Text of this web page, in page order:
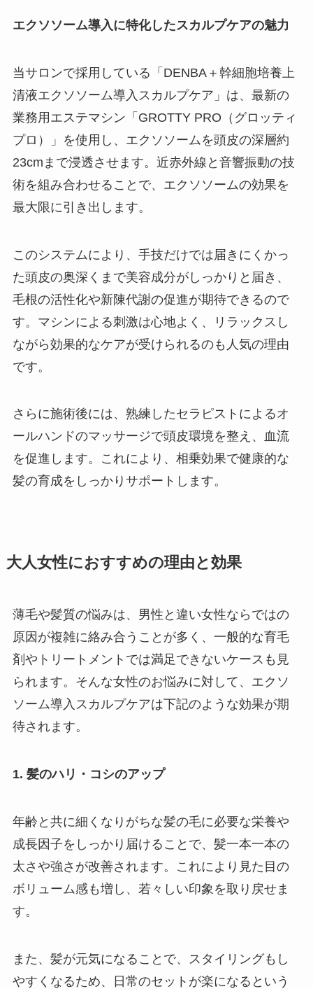
エクソソーム導入に特化したスカルプケアの魅力
当サロンで採用している「DENBA＋幹細胞培養上
清液エクソソーム導入スカルプケア」は、最新の
業務用エステマシン「GROTTY PRO（グロッティ
プロ）」を使用し、エクソソームを頭皮の深層約
23cmまで浸透させます。近赤外線と音響振動の技
術を組み合わせることで、エクソソームの効果を
最大限に引き出します。
このシステムにより、手技だけでは届きにくかっ
た頭皮の奥深くまで美容成分がしっかりと届き、
毛根の活性化や新陳代謝の促進が期待できるので
す。マシンによる刺激は心地よく、リラックスし
ながら効果的なケアが受けられるのも人気の理由
です。
さらに施術後には、熟練したセラピストによるオ
ールハンドのマッサージで頭皮環境を整え、血流
を促進します。これにより、相乗効果で健康的な
髪の育成をしっかりサポートします。
大人女性におすすめの理由と効果
薄毛や髪質の悩みは、男性と違い女性ならではの
原因が複雑に絡み合うことが多く、一般的な育毛
剤やトリートメントでは満足できないケースも見
られます。そんな女性のお悩みに対して、エクソ
ソーム導入スカルプケアは下記のような効果が期
待されます。
1. 髪のハリ・コシのアップ
年齢と共に細くなりがちな髪の毛に必要な栄養や
成長因子をしっかり届けることで、髪一本一本の
太さや強さが改善されます。これにより見た目の
ボリューム感も増し、若々しい印象を取り戻せま
す。
また、髪が元気になることで、スタイリングもし
やすくなるため、日常のセットが楽になるという